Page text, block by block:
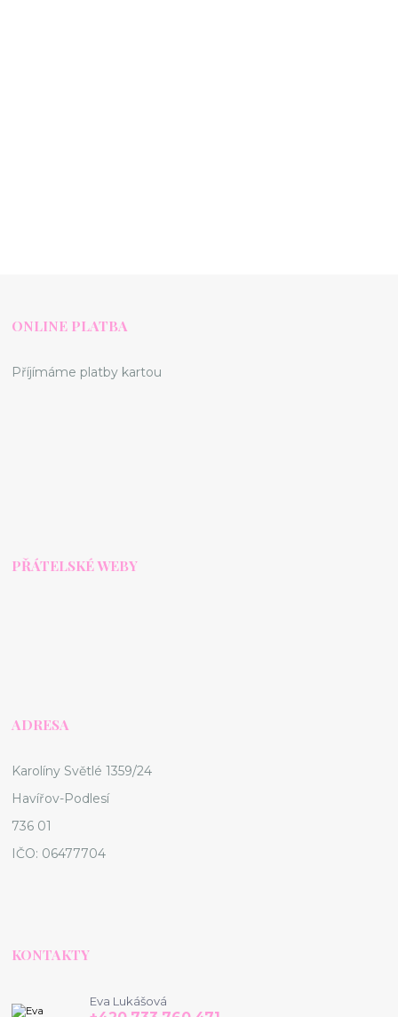
ONLINE PLATBA
Příjímáme platby kartou
PŘÁTELSKÉ WEBY
ADRESA
Karolíny Světlé 1359/24
Havířov-Podlesí
736 01
IČO: 06477704
KONTAKTY
Eva Lukášová